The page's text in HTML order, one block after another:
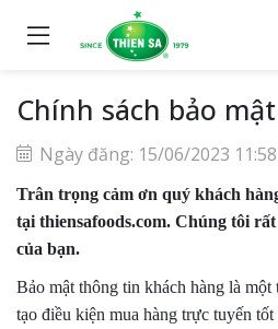
Chính sách bảo
Ngày đăng: 15/06/2023
Trân trọng cảm ơn quý khách
tại thiensafoods.com. Chúng tôi
của bạn.
Bảo mật thông tin khách hàng là
tạo điều kiện mua hàng trực tuyến tốt